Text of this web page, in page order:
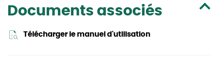
Documents associés
Télécharger le manuel d'utilisation